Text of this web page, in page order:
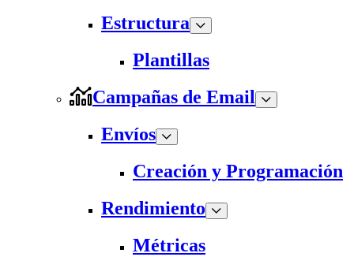
Estructura
Plantillas
Campañas de Email
Envíos
Creación y Programación
Rendimiento
Métricas